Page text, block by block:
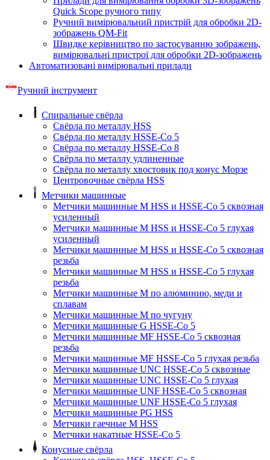
Quick Scope ручного типу
Ручний вимірювальний пристрій для обробки 2D-
зображень QM-Fit
Швидке керівництво по застосуванню зображень,
вимірювальні пристрої для обробки 2D-зображень
Автоматизовані вимірювальні прилади
Ручний інструмент
Спиральные свёрла
Свёрла по металлу HSS
Свёрла по металлу HSSE-Co 5
Свёрла по металлу HSSE-Co 8
Свёрла по металлу удлиненные
Свёрла по металлу хвостовик под конус Морзе
Центровочные свёрла HSS
Метчики машинные
Метчики машинные M HSS и HSSE-Co 5 сквозная
усиленный
Метчики машинные M HSS и HSSE-Co 5 глухая
усиленный
Метчики машинные M HSS и HSSE-Co 5 сквозная
резьба
Метчики машинные M HSS и HSSE-Co 5 глухая
резьба
Метчики машинные M по алюминию, меди и
сплавам
Метчики машинные M по чугуну
Метчики машинные G HSSE-Co 5
Метчики машинные MF HSSE-Co 5 сквозная
резьба
Метчики машинные MF HSSE-Co 5 глухая резьба
Метчики машинные UNC HSSE-Co 5 сквозные
Метчики машинные UNC HSSE-Co 5 глухая
Метчики машинные UNF HSSE-Co 5 сквозная
Метчики машинные UNF HSSE-Co 5 глухая
Метчики машинные PG HSS
Метчики гаечные M HSS
Метчики накатные HSSE-Co 5
Конусные свёрла